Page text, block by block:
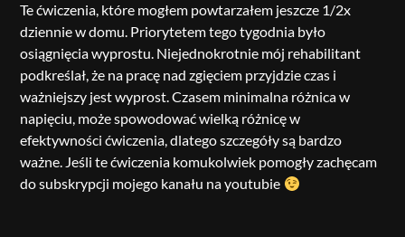
Te ćwiczenia, które mogłem powtarzałem jeszcze 1/2x
dziennie w domu. Priorytetem tego tygodnia było
osiągnięcia wyprostu. Niejednokrotnie mój rehabilitant
podkreślał, że na pracę nad zgięciem przyjdzie czas i
ważniejszy jest wyprost. Czasem minimalna różnica w
napięciu, może spowodować wielką różnicę w
efektywności ćwiczenia, dlatego szczegóły są bardzo
ważne. Jeśli te ćwiczenia komukolwiek pomogły zachęcam
do subskrypcji mojego kanału na youtubie